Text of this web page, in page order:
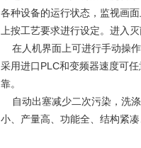
各种设备的运行状态，监视画
上按工艺要求进行设定。进入
在人机界面上可进行手动操
采用进口PLC和变频器速度可
靠。
自动出塞减少二次污染，洗
小、产量高、功能全、结构紧